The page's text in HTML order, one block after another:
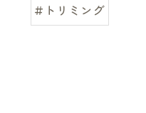
#トリミング